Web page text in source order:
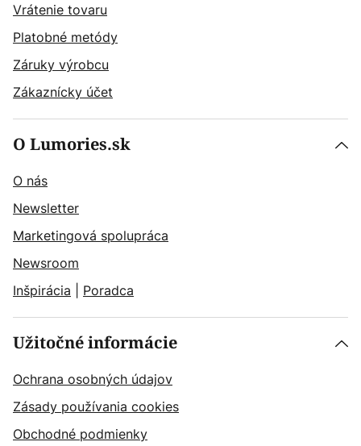
Vrátenie tovaru
Platobné metódy
Záruky výrobcu
Zákaznícky účet
O Lumories.sk
O nás
Newsletter
Marketingová spolupráca
Newsroom
Inšpirácia
Poradca
Užitočné informácie
Ochrana osobných údajov
Zásady používania cookies
Obchodné podmienky